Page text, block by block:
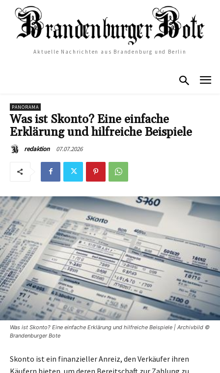
Aktuelle Nachrichten aus Brandenburg und Berlin
PANORAMA
Was ist Skonto? Eine einfache
Erklärung und hilfreiche Beispiele
redaktion 07.07.2026
Was ist Skonto? Eine einfache Erklärung und hilfreiche Beispiele | Archivbild ©
Brandenburger Bote
Skonto ist ein finanzieller Anreiz, den Verkäufer ihren
Käufern bieten, um deren Bereitschaft zur Zahlung zu